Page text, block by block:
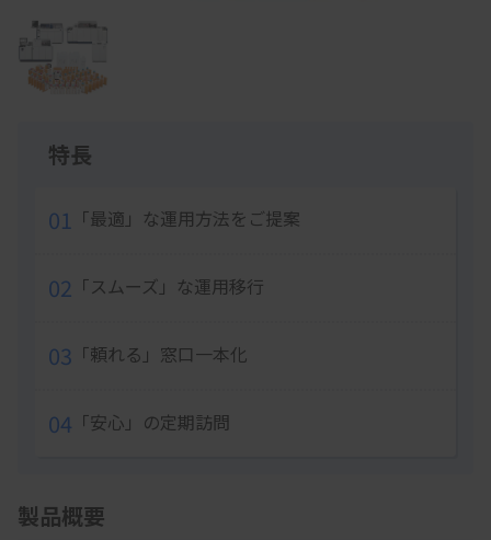
Item
1
of
特長
01 「最適」な運用方法をご提案
02 「スムーズ」な運用移行
03 「頼れる」窓口一本化
04 「安心」の定期訪問
製品概要